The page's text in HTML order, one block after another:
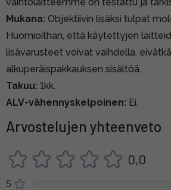
Mukana: Objektiivin lisäksi tulpat
Huomioithan, että käytettyjen
lisävarusteet voivat vaihdella,
alkuperäispakkauksen sisältöä.
Takuu: 1kk.
ALV-vähennyskelpoinen: Ei.
Arvostelujen yhteenveto
0,0
5